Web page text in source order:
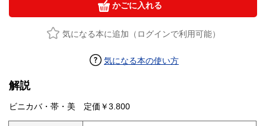
かごに入れる
気になる本に追加（ログインで利用可能）
気になる本の使い方
解説
ビニカバ・帯・美 定価￥3.800